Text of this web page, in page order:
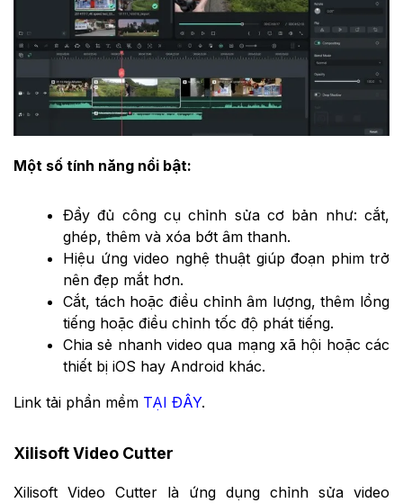
Một số tính năng nổi bật:
Đầy đủ công cụ chỉnh sửa cơ bản như: cắt,
ghép, thêm và xóa bớt âm thanh.
Hiệu ứng video nghệ thuật giúp đoạn phim trở
nên đẹp mắt hơn.
Cắt, tách hoặc điều chỉnh âm lượng, thêm lồng
tiếng hoặc điều chỉnh tốc độ phát tiếng.
Chia sẻ nhanh video qua mạng xã hội hoặc các
thiết bị iOS hay Android khác.
Link tải phần mềm TẠI ĐÂY.
Xilisoft Video Cutter
Xilisoft Video Cutter là ứng dụng chỉnh sửa video